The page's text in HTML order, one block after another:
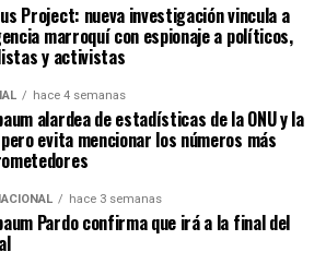
Project: nueva investigación vincula a
marroquí con espionaje a políticos,
y activistas
hace 4 semanas
alardea de estadísticas de la ONU y la
pero evita mencionar los números más
hace 3 semanas
Pardo confirma que irá a la final del